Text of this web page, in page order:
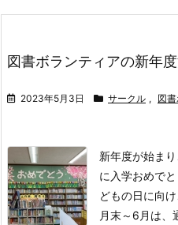
図書ボランティアの新年
2023年5月3日 サークル , 図
新年度が始まり
に入学おめで
どもの日に向
月末～6月は、